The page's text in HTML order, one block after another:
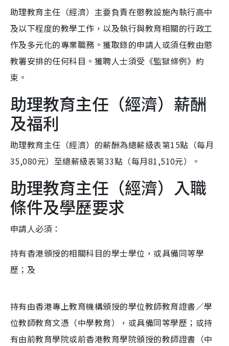
助理教育主任（經濟）主要負責在懲教設施內執行高中
及以下程度的教學工作，以及執行與教育相關的行政工
作及多元化的專業職務。獲取錄的申請人或須任教由懲
教署安排的任何科目。獲聘人士須受《監獄條例》約
束。
助理教育主任（經濟）薪酬
及福利
助理教育主任（經濟）的薪酬為總薪級表第15點（每月
35,080元）至總薪級表第33點（每月81,510元）。
助理教育主任（經濟）入職
條件及學歷要求
申請人必須：
持有香港頒授的相關科目的學士學位，或具備同等學
歷；及
持有由香港專上教育機構頒授的學位教師教育證書／學
位教師教育文憑（中學教育），或具備同等學歷；或持
有由前教育學院或前香港教育學院頒授的教師證書（中